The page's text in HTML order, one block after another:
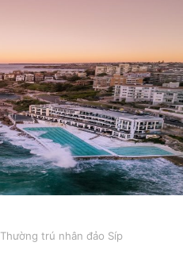
Thường trú nhân đảo Síp